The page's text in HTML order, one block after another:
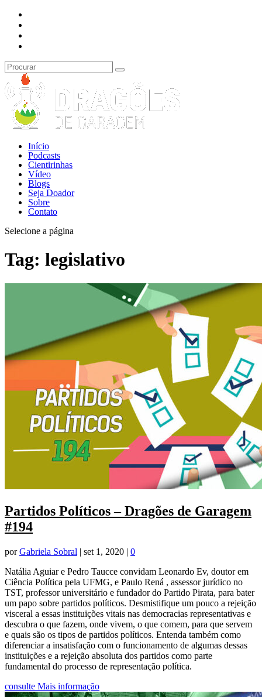
Início
Podcasts
Cientirinhas
Vídeo
Blogs
Seja Doador
Sobre
Contato
Selecione a página
Tag: legislativo
Partidos Políticos – Dragões de Garagem
#194
porGabriela Sobral | set 1, 2020 | 0
Natália Aguiar e Pedro Taucce convidam Leonardo Ev, doutor em
Ciência Política pela UFMG, e Paulo Rená , assessor jurídico no
TST, professor universitário e fundador do Partido Pirata, para bater
um papo sobre partidos políticos. Desmistifique um pouco a rejeição
visceral a essas instituições vitais nas democracias representativas e
descubra o que fazem, onde vivem, o que comem, para que servem
e quais são os tipos de partidos políticos. Entenda também como
diferenciar a insatisfação com o funcionamento de algumas dessas
instituições e a rejeição absoluta dos partidos como parte
fundamental do processo de representação política.
consulte Mais informação